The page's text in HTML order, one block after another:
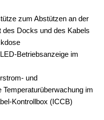
zum Abstützen an der
des Docks und des Kabels
Betriebsanzeige im
und
im
Kontrollbox (ICCB)